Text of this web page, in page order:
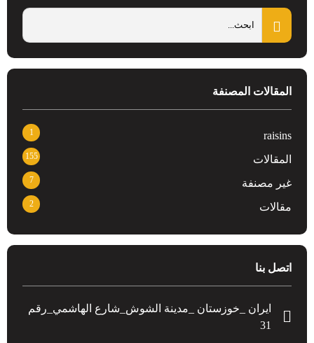
المقالات المصنفة
raisins
1
المقالات 155
غير مصنفة 7
مقالات 2
اتصل بنا
ایران _خوزستان _مدينة الشوش_شارع الهاشمي_رقم
31